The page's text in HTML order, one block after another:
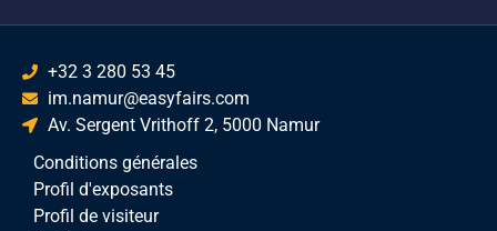
+32 3 280 53 45
im.namur@easyfairs.com
Av. Sergent Vrithoff 2, 5000 Namur
Conditions générales
Profil d'exposants
Profil de visiteur